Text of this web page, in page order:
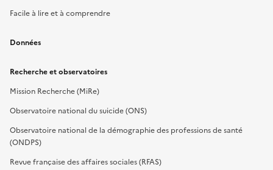
Facile à lire et à comprendre
Données
Recherche et observatoires
Mission Recherche (MiRe)
Observatoire national du suicide (ONS)
Observatoire national de la démographie des professions de santé
(ONDPS)
Revue française des affaires sociales (RFAS)